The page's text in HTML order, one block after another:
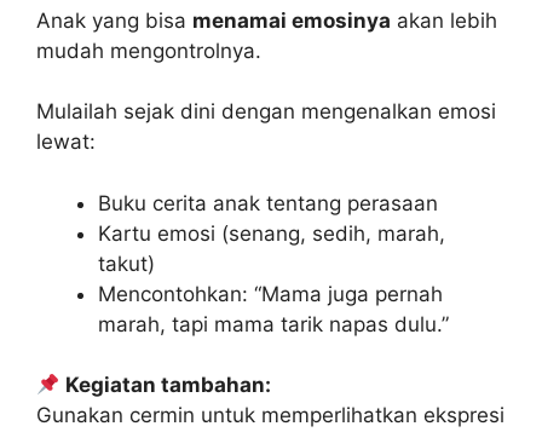
Anak yang bisa menamai emosinya akan lebih
mudah mengontrolnya.
Mulailah sejak dini dengan mengenalkan emosi
lewat:
Buku cerita anak tentang perasaan
Kartu emosi (senang, sedih, marah,
takut)
Mencontohkan: “Mama juga pernah
marah, tapi mama tarik napas dulu.”
Kegiatan tambahan:
Gunakan cermin untuk memperlihatkan ekspresi